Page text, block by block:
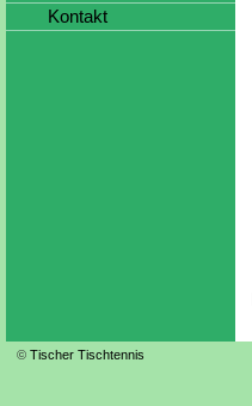
Kontakt
© Tischer Tischtennis